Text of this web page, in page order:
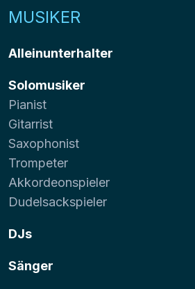
MUSIKER
Alleinunterhalter
Solomusiker
Pianist
Gitarrist
Saxophonist
Trompeter
Akkordeonspieler
Dudelsackspieler
DJs
Sänger